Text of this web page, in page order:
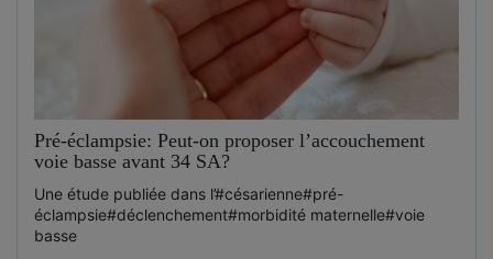
Pré-éclampsie: Peut-on proposer l’accouchement
voie basse avant 34 SA?
Une étude publiée dans l’#césarienne#pré-
éclampsie#déclenchement#morbidité maternelle#voie
basse